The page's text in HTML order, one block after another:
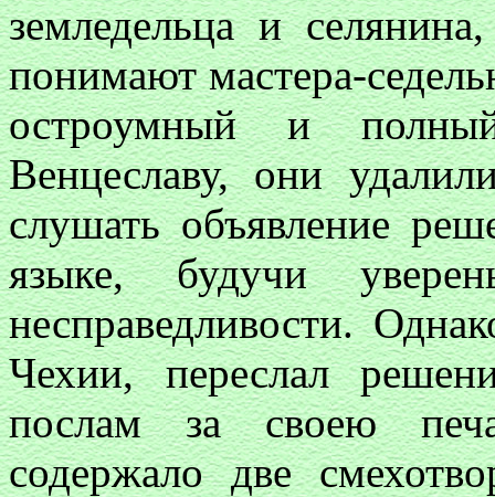
земледельца и
понимают мастера-
остроумный и
Венцеславу, они
слушать объявление
языке, будучи
несправедливости.
Чехии, переслал
послам за своею
содержало две